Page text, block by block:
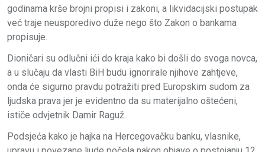
godinama krše brojni propisi i zakoni, a likvidacijski postupak
već traje neusporedivo duže nego što Zakon o bankama
propisuje.
Dioničari su odlučni ići do kraja kako bi došli do svoga novca,
a u slučaju da vlasti BiH budu ignorirale njihove zahtjeve,
onda će sigurno pravdu potražiti pred Europskim sudom za
ljudska prava jer je evidentno da su materijalno oštećeni,
ističe odvjetnik Damir Raguž.
Podsjeća kako je hajka na Hercegovačku banku, vlasnike,